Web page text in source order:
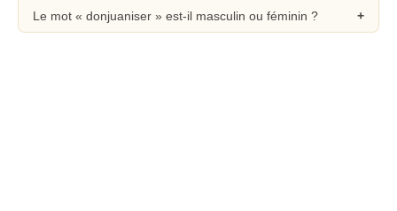
Le mot « donjuaniser » est-il masculin ou féminin ?